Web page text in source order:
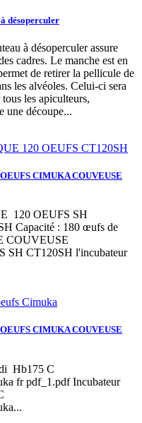
désoperculer
à désoperculer assure
cadres. Le manche est en
de retirer la pellicule de
les alvéoles. Celui-ci sera
les apiculteurs,
une découpe...
CIMUKACOUVEUSE
120 OEUFS SH
Capacité : 180 œufs de
COUVEUSE
CT120SH l'incubateur
CIMUKACOUVEUSE
Hb175 C
fr pdf_1.pdf Incubateur